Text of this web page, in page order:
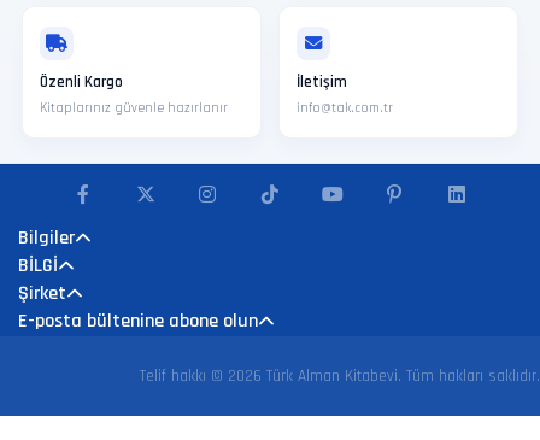
Özenli Kargo
Kitaplarınız güvenle hazırlanır
İletişim
info@tak.com.tr
Bilgiler
BİLGİ
Şirket
E-posta bültenine abone olun
Telif hakkı © 2026 Türk Alman Kitabevi. Tüm hakları saklıdır.